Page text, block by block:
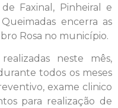
Faxinal, Pinheiral e
encerra as
Rosa no município.
neste mês,
todos os meses
exame clinico
para realização de